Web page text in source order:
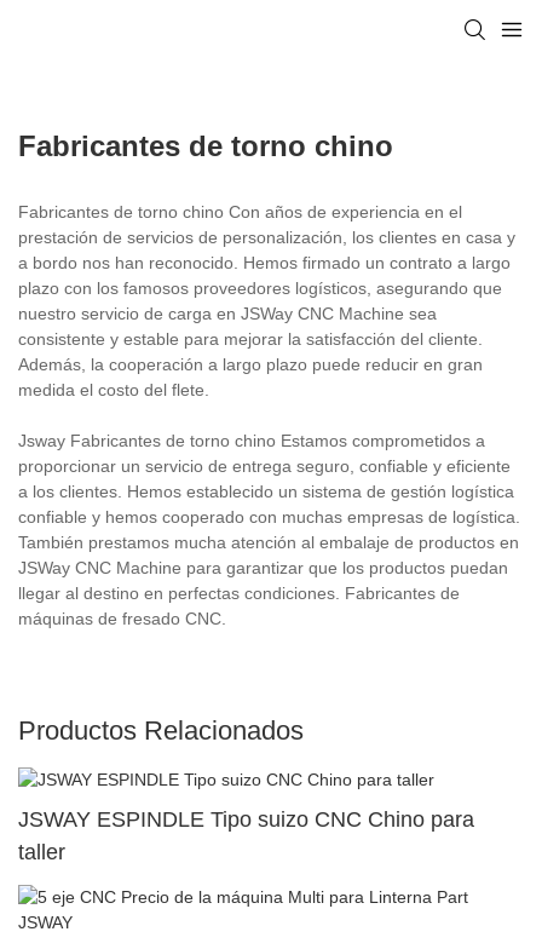
Fabricantes de torno chino
Fabricantes de torno chino Con años de experiencia en el
prestación de servicios de personalización, los clientes en casa y
a bordo nos han reconocido. Hemos firmado un contrato a largo
plazo con los famosos proveedores logísticos, asegurando que
nuestro servicio de carga en JSWay CNC Machine sea
consistente y estable para mejorar la satisfacción del cliente.
Además, la cooperación a largo plazo puede reducir en gran
medida el costo del flete.
Jsway Fabricantes de torno chino Estamos comprometidos a
proporcionar un servicio de entrega seguro, confiable y eficiente
a los clientes. Hemos establecido un sistema de gestión logística
confiable y hemos cooperado con muchas empresas de logística.
También prestamos mucha atención al embalaje de productos en
JSWay CNC Machine para garantizar que los productos puedan
llegar al destino en perfectas condiciones. Fabricantes de
máquinas de fresado CNC.
Productos Relacionados
JSWAY ESPINDLE Tipo suizo CNC Chino para
taller